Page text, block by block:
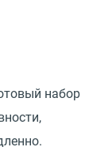
набор